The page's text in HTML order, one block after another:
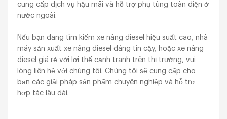
cung cấp dịch vụ hậu mãi và hỗ trợ phụ tùng toàn diện ở
nước ngoài.
Nếu bạn đang tìm kiếm xe nâng diesel hiệu suất cao, nhà
máy sản xuất xe nâng diesel đáng tin cậy, hoặc xe nâng
diesel giá rẻ với lợi thế cạnh tranh trên thị trường, vui
lòng liên hệ với chúng tôi. Chúng tôi sẽ cung cấp cho
bạn các giải pháp sản phẩm chuyên nghiệp và hỗ trợ
hợp tác lâu dài.